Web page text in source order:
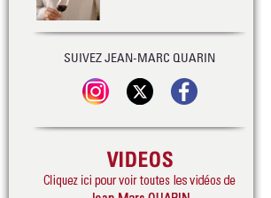
SUIVEZ JEAN-MARC QUARIN